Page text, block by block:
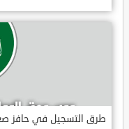
طرق التسجيل في حافز